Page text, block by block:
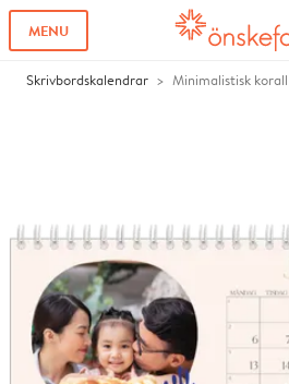
MENU
Skrivbordskalendrar Minimalistisk korall